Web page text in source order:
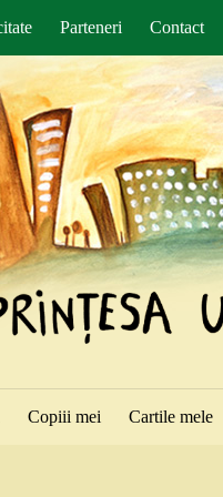
Parteneri Contact
Copiii mei Cartile mele